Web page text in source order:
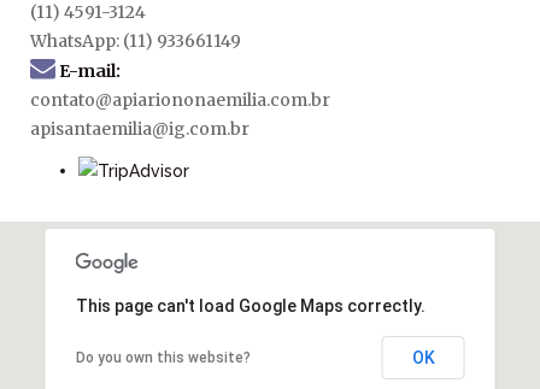
(11) 4591-3124
WhatsApp: (11) 933661149
E-mail:
contato@apiariononaemilia.com.br
apisantaemilia@ig.com.br
This page can't load Google Maps correctly.
Do you own this website? OK